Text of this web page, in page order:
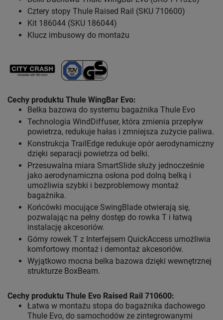
Cztery stopy Thule Raised Rail (SKU 710600)
Kit 186044 (SKU 186044)
Klucz imbusowy do montażu
Cechy produktu Thule WingBar Evo:
Belka bazowa do systemu bagażnika Thule Evo
Technologia WindDiffuser, która zmienia przepływ
powietrza, redukuje hałas i zmniejsza zużycie paliwa.
Konstrukcja TrailEdge redukuje opór aerodynamiczny
dzięki separacji powietrza od belki.
Przesuwalna miara SmartSlide służy jednocześnie
jako aerodynamiczna osłona pod dolną belką i
umożliwia szybki i bezproblemowy montaż
bagażnika.
Końcówki mocujące SwingBlade otwierają się,
pozwalając na pełny dostęp do rowka T i łatwą
instalację akcesoriów.
Górny rowek T z Interfejsem QuickAccess umożliwia
komfortowy montaż i demontaż akcesoriów.
Wyjątkowo mocna belka bazowa dzięki wewnętrznej
strukturze BoxBeam.
Cechy produktu Thule Evo Raised Rail 710600:
Łatwa w montażu stopa do bagażnika dachowego
Thule Evo, do samochodów ze zintegrowanymi